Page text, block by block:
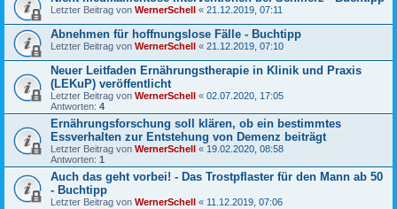
Letzter Beitrag von WernerSchell « 21.12.2019, 07:11
Abnehmen für hoffnungslose Fälle - Buchtipp
Letzter Beitrag von WernerSchell « 21.12.2019, 07:10
Neuer Leitfaden Ernährungstherapie in Klinik und Praxis
(LEKuP) veröffentlicht
Letzter Beitrag von WernerSchell « 02.07.2020, 17:05
Antworten: 4
Ernährungsforschung soll klären, ob ein bestimmtes
Essverhalten zur Entstehung von Demenz beiträgt
Letzter Beitrag von WernerSchell « 19.02.2020, 08:58
Antworten: 1
Auch das geht vorbei! - Das Trostpflaster für den Mann ab 50
- Buchtipp
Letzter Beitrag von WernerSchell « 11.12.2019, 07:06